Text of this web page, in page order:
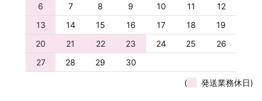
6
7 8 9 10 11
12
13
14 15 16 17 18
19
20
21 22 23 24 25
26
27
28 29 30
( 発送業務休日)